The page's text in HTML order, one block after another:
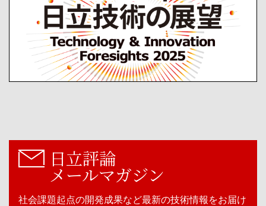
日立評論
メールマガジン
社会課題起点の開発成果など最新の技術情報をお届け